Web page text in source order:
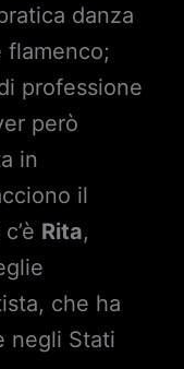
danza
flamenco;
professione
però
in
il
Rita,
che ha
negli Stati